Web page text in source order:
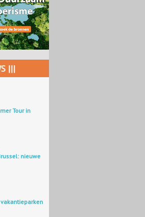
|||
Tour in
nieuwe